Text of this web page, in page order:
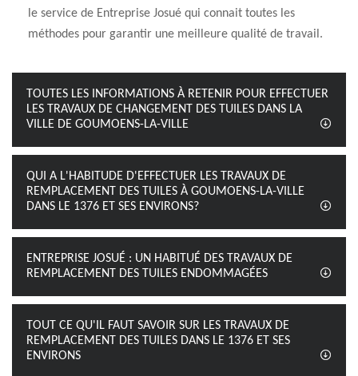
le service de Entreprise Josué qui connait toutes les
méthodes pour garantir une meilleure qualité de travail.
TOUTES LES INFORMATIONS À RETENIR POUR EFFECTUER
LES TRAVAUX DE CHANGEMENT DES TUILES DANS LA
VILLE DE GOUMOENS-LA-VILLE
QUI A L'HABITUDE D'EFFECTUER LES TRAVAUX DE
REMPLACEMENT DES TUILES À GOUMOENS-LA-VILLE
DANS LE 1376 ET SES ENVIRONS?
ENTREPRISE JOSUÉ : UN HABITUÉ DES TRAVAUX DE
REMPLACEMENT DES TUILES ENDOMMAGÉES
TOUT CE QU'IL FAUT SAVOIR SUR LES TRAVAUX DE
REMPLACEMENT DES TUILES DANS LE 1376 ET SES
ENVIRONS